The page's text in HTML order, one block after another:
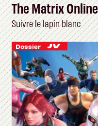
The Matrix Online
Suivre le lapin blanc
Dossier